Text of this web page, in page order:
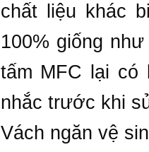
chất liệu khác
100% giống
tấm MFC lại có
nhắc trước khi
Vách ngăn vệ